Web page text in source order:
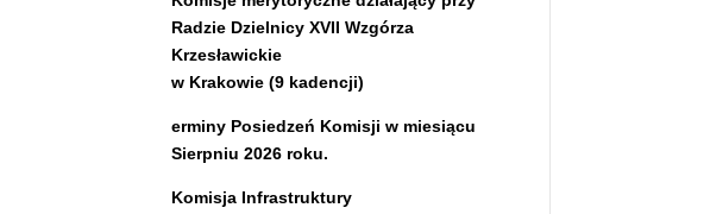
Radzie Dzielnicy XVII Wzgórza
Krzesławickie
w Krakowie (9 kadencji)
erminy Posiedzeń Komisji w miesiącu
Sierpniu 2026 roku.
Komisja Infrastruktury